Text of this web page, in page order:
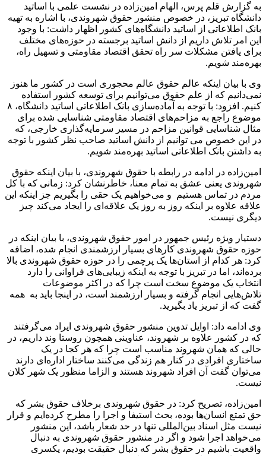
به گزارش قلم پرس، الهام امین‌زاده در نشست علمی با اساتید
دانشگاه تبریز، در خصوص منشور حقوق شهروندی، با اشاره به تهیه
بانک اطلاعاتی از اساتید دانشگاه‌های کشور اظهار داشت: با وجود
این امر تلاش داریم از دانش اساتید برجسته در حوزه‌های مختلف
برای یافتن مشکلات سر راه تحقق اقتصاد مقاومتی و تسهیل راه،
بهره‌مند شویم.
وی با بیان اینکه عالم حقوق عالم محجوری است در کشور ما هنوز
نمی‌دانیم که از علم حقوق می‌توانیم برای توسعه کشور استفاده
کنیم. افزود: با توجه به آماده‌سازی بانک اطلاعاتی اساتید دانشگاه، ۸
موضوع راجع به مزاحم‌های اقتصاد مقاومتی شناسایی شده برای
مثال شناسایی قوانین مزاحم در مسیر سرمایه‌گذاری خارجی، که
در این خصوص می توانیم از دانش اساتید صاحب نظر کشور با توجه
به داشتن بانک اطلاعاتی اساتید بهره‌مند شویم.
امین‌زاده در ادامه در رابطه با حقوق شهروندی، با بیان اینکه حقوق
شهروندی یعنی عشق به تمام معنا، خاطرنشان کرد: زمانی که با کل
مردم در تماس هستیم و می‌خواهیم یک حقی را بگیریم جز اینکه این
علاقه علاوه بر اینکه روز به روز یک علاقه‌ای را ایجاد می‌کند چیز
دیگری نیست.
دستیار ویژه رئیس جمهور در امور حقوق شهروندی، با بیان اینکه در
حوزه حقوق شهروندی کارهای بسیار ارزشمندی انجام شده، اضافه
کرد: هر کدام از استان‌ها یک پرچمی را در حوزه حقوق شهروندی بالا
برده‌اند، اما در تبریز با توجه به اینکه زیبایی‌های فراوانی را دارد
انتخاب یک موضوع سخت است چرا که در اکثر موضوعات
تلاش‌هایی انجام گرفته و بسیار ارزشمند است، در اینجا باید به همه
گفت که از تبریز یاد بگیرید.
وی ادامه داد: اوایل تدوین منشور حقوق شهروندی ایراد می‌گرفتند
که در کشور علاوه بر شهروند، عناوینی همچون روستا وند داریم، در
حالی که همان شهروند مناسب است چرا که هر کجا در یک
ساختاری افرادی در کنار هم زندگی می‌کنند ساختار اداره‌ای دارند
می‌توان گفت آن افراد شهروند هستند و الزاما منظور یک شهر کلان
نیست.
امین‌زاده، تصریح کرد: در حقوق شهروندی برخلاف حقوق بشر که
حق تمتع انسان‌ها بوده، بحث استیفا و اجرا را مطرح کرده‌ایم و قرار
نیست مثل اسناد بین‌المللی تنها در حد شعار باشد، این منشور
می‌خواهد اجرا شود و اگر در منشور حقوق شهروندی به دنبال
واقعیت باشیم در حقوق بشر که دنبال حقیقت بودیم، یکسری